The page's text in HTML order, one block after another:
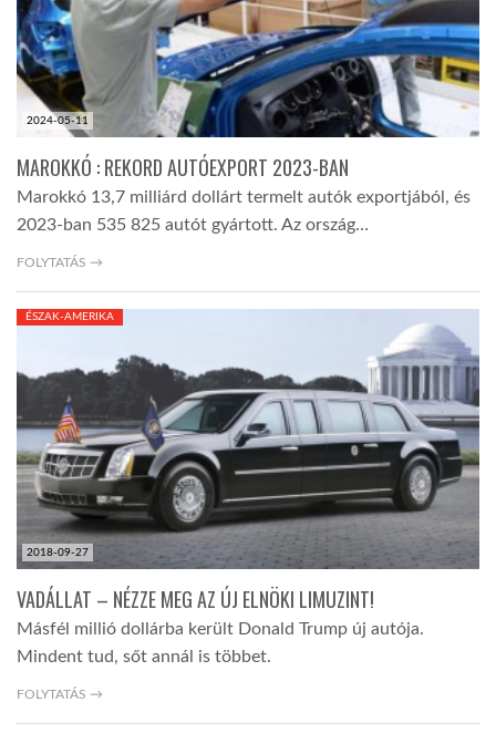
2024-05-11
MAROKKÓ : REKORD AUTÓEXPORT 2023-BAN
Marokkó 13,7 milliárd dollárt termelt autók exportjából, és
2023-ban 535 825 autót gyártott. Az ország…
FOLYTATÁS →
2018-09-27
ÉSZAK-AMERIKA
VADÁLLAT – NÉZZE MEG AZ ÚJ ELNÖKI LIMUZINT!
Másfél millió dollárba került Donald Trump új autója.
Mindent tud, sőt annál is többet.
FOLYTATÁS →